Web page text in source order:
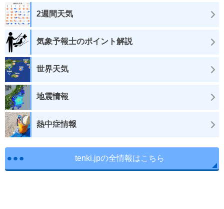
2週間天気
気象予報士のポイント解説
世界天気
地震情報
熱中症情報
tenki.jpの全情報はこちら